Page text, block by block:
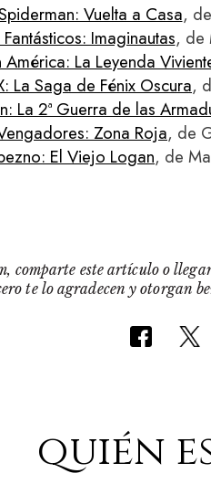
Vuelta a Casa,
Imaginautas, de
América: La Leyenda
La Saga de Fénix Oscura,
La 2ª Guerra de las
Zona Roja, de
El Viejo Logan, de
comparte este artículo o
te lo agradecen y otorgan
quién